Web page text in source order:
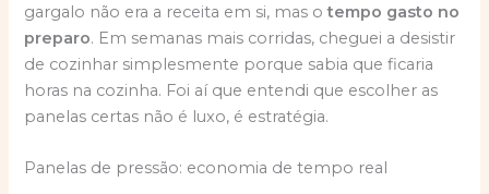
gargalo não era a receita em si, mas otempo gasto no
preparo. Em semanas mais corridas, cheguei a desistir
de cozinhar simplesmente porque sabia que ficaria
horas na cozinha. Foi aí que entendi que escolher as
panelas certas não é luxo, é estratégia.
Panelas de pressão: economia de tempo real